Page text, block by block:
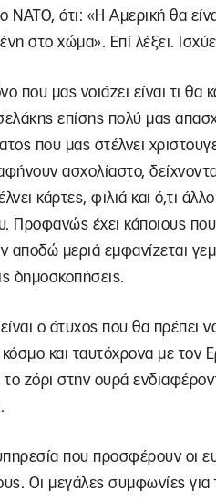
ΝΑΤΟ, ότι: «Η Αμερική θα
στο χώμα». Επί λέξει.
που μας νοιάζει είναι τι θα
επίσης πολύ μας
που μας στέλνει
ασχολίαστο,
κάρτες, φιλιά και ό,τι
Προφανώς έχει κάποιους
αποδώ μεριά εμφανίζεται
δημοσκοπήσεις.
ο άτυχος που θα πρέπει
και ταυτόχρονα με τον
το ζόρι στην ουρά
που προσφέρουν οι
Οι μεγάλες συμφωνίες για